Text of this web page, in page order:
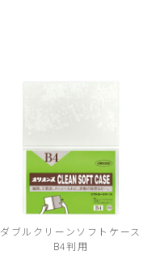
ダブルクリーンソフトケース
B4判用